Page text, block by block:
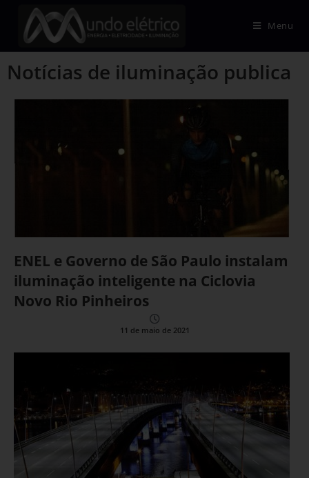
Menu
Notícias de iluminação publica
ENEL e Governo de São Paulo instalam
iluminação inteligente na Ciclovia
Novo Rio Pinheiros
11 de maio de 2021